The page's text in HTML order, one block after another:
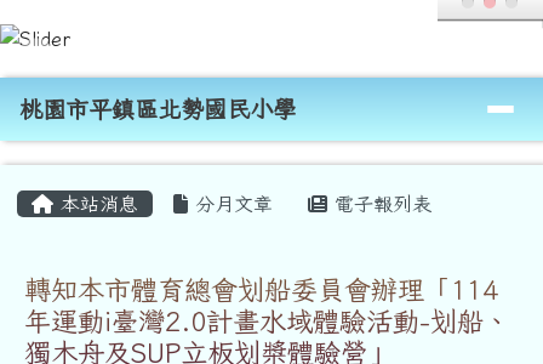
跳至主內容區
桃園市平鎮區北勢國民小學
導覽列
桃園市平鎮區北勢國民小學
本站消息 分月文章 電子報列表
轉知本市體育總會划船委員會辦理「114
年運動i臺灣2.0計畫水域體驗活動-划船、
獨木舟及SUP立板划槳體驗營」